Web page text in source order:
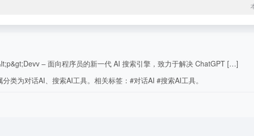
– 面向程序员的新一代 AI 搜索引擎，致力于解决 ChatGPT […]
类为对话AI、搜索AI工具。相关标签：#对话AI #搜索AI工具。